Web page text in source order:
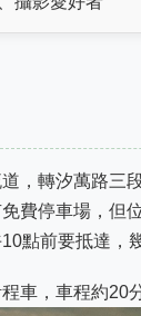
，轉汐萬路三
費停車場，
點前要抵達，
車，車程約20